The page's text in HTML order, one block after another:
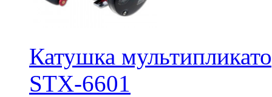
Катушка
STX-6601